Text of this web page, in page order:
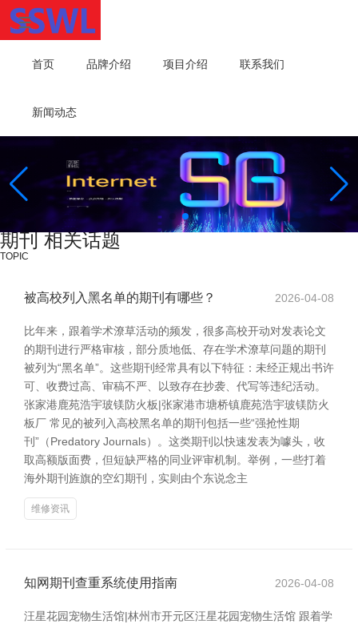
首页 品牌介绍 项目介绍 联系我们
新闻动态
期刊 相关话题
TOPIC
被高校列入黑名单的期刊有哪些？ 2026-04-08
比年来，跟着学术潦草活动的频发，很多高校开动对发表论文
的期刊进行严格审核，部分质地低、存在学术潦草问题的期刊
被列为“黑名单”。这些期刊经常具有以下特征：未经正规出书许
可、收费过高、审稿不严、以致存在抄袭、代写等违纪活动。
张家港鹿苑浩宇玻镁防火板|张家港市塘桥镇鹿苑浩宇玻镁防火
板厂 常见的被列入高校黑名单的期刊包括一些“强抢性期
刊”（Predatory Journals）。这类期刊以快速发表为噱头，收
取高额版面费，但短缺严格的同业评审机制。举例，一些打着
海外期刊旌旗的空幻期刊，实则由个东说念主
维修资讯
知网期刊查重系统使用指南 2026-04-08
汪星花园宠物生活馆|林州市开元区汪星花园宠物生活馆 跟着学